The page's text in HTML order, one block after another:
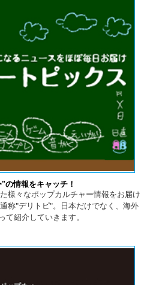
情報をキャッチ！
様々なポップカルチャー情報をお届け
称"デリトピ"。日本だけでなく、海外
紹介していきます。